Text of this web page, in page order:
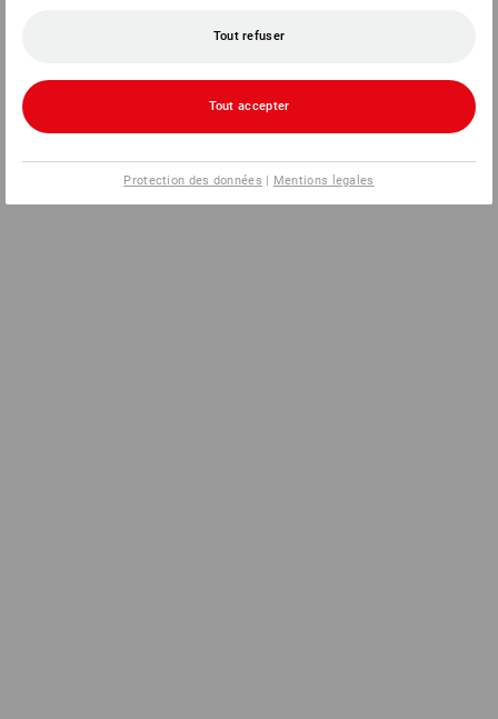
Tout refuser
Tout accepter
Protection des données | Mentions legales